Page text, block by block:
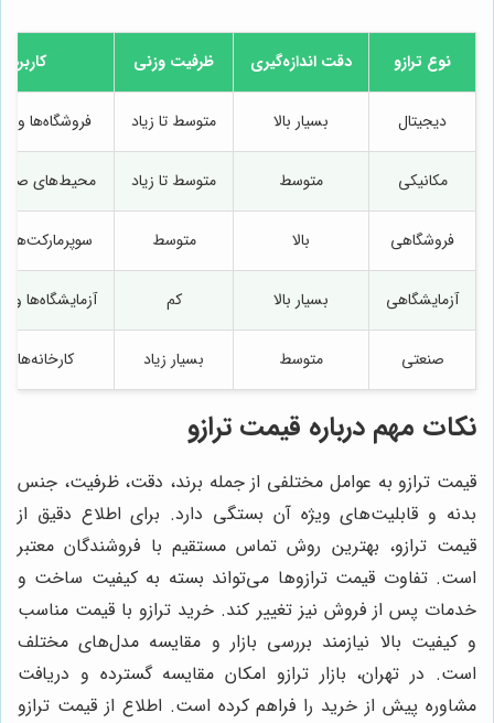
نوع ترازو دقت اندازه‌گیری ظرفیت وزنی
دیجیتال بسیار بالا متوسط تا زیاد فروشگاه‌ها و
مکانیکی متوسط متوسط تا زیاد محیط‌های
فروشگاهی بالا متوسط سوپرمارکت‌ها
آزمایشگاهی بسیار بالا کم آزمایشگاه‌ها و
صنعتی متوسط بسیار زیاد کارخانه‌ها
نکات مهم درباره قیمت ترازو
قیمت ترازو به عوامل مختلفی از جمله برند، دقت، ظرفیت، جنس
بدنه و قابلیت‌های ویژه آن بستگی دارد. برای اطلاع دقیق از
قیمت ترازو، بهترین روش تماس مستقیم با فروشندگان معتبر
است. تفاوت قیمت ترازوها می‌تواند بسته به کیفیت ساخت و
خدمات پس از فروش نیز تغییر کند. خرید ترازو با قیمت مناسب
و کیفیت بالا نیازمند بررسی بازار و مقایسه مدل‌های مختلف
است. در تهران، بازار ترازو امکان مقایسه گسترده و دریافت
مشاوره پیش از خرید را فراهم کرده است. اطلاع از قیمت ترازو